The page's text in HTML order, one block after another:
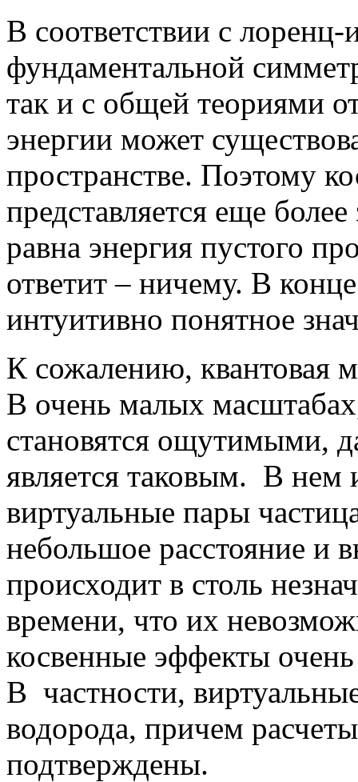
В соответствии с
фундаментальной
так и с общей теориями
энергии может
пространстве. Поэтому
представляется еще
равна энергия пустого
ответит – ничему. В
интуитивно понятное
К сожалению, квантовая
В очень малых
становятся ощутимыми,
является таковым. В нем
виртуальные пары
небольшое расстояние и
происходит в столь
времени, что их
косвенные эффекты
В частности,
водорода, причем
подтверждены.